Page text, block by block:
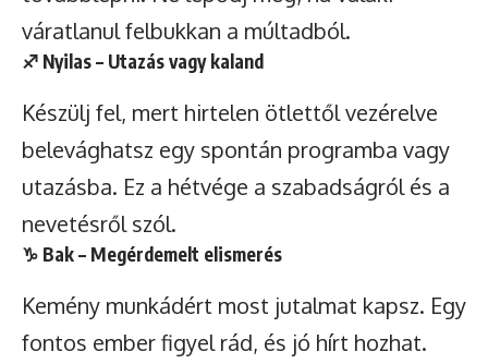
váratlanul felbukkan a múltadból.
♐ Nyilas– Utazás vagy kaland
Készülj fel, mert hirtelen ötlettől vezérelve
belevághatsz egy spontán programba vagy
utazásba. Ez a hétvége a szabadságról és a
nevetésről szól.
♑ Bak– Megérdemelt elismerés
Kemény munkádért most jutalmat kapsz. Egy
fontos ember figyel rád, és jó hírt hozhat.